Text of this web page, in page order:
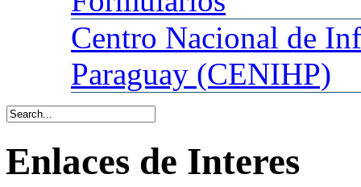
Centro Nacional de
Paraguay (CENIHP)
Enlaces de Interes